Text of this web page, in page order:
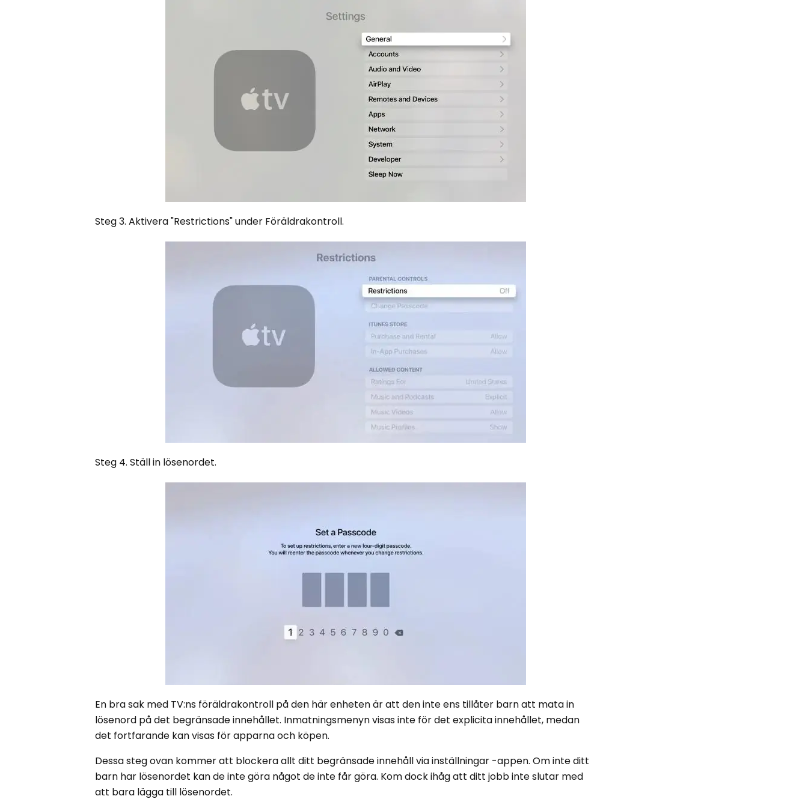
Steg 3. Aktivera "Restrictions" under Föräldrakontroll.
Steg 4. Ställ in lösenordet.
En bra sak med TV:ns föräldrakontroll på den här enheten är att den inte ens tillåter barn att mata in
lösenord på det begränsade innehållet. Inmatningsmenyn visas inte för det explicita innehållet, medan
det fortfarande kan visas för apparna och köpen.
Dessa steg ovan kommer att blockera allt ditt begränsade innehåll via inställningar -appen. Om inte ditt
barn har lösenordet kan de inte göra något de inte får göra. Kom dock ihåg att ditt jobb inte slutar med
att bara lägga till lösenordet.